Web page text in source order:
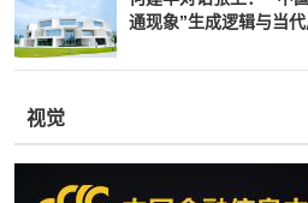
通现象”生成逻辑与当
视觉